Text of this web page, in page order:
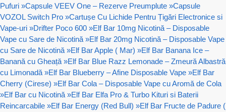
Pufuri »Capsule VEEV One – Rezerve Preumplute »Capsule
VOZOL Switch Pro »Cartușe Cu Lichide Pentru Țigări Electronice si
Vape-uri »Drifter Poco 600 »Elf Bar 10mg Nicotină – Disposable
Vape cu Sare de Nicotină »Elf Bar 20mg Nicotină – Disposable Vape
cu Sare de Nicotină »Elf Bar Apple ( Mar) »Elf Bar Banana Ice –
Banană cu Gheață »Elf Bar Blue Razz Lemonade – Zmeură Albastră
cu Limonadă »Elf Bar Blueberry – Afine Disposable Vape »Elf Bar
Cherry (Cirese) »Elf Bar Cola – Disposable Vape cu Aromă de Cola
»Elf Bar cu Nicotină »Elf Bar Elfa Pro & Turbo Kituri si Baterii
Reincarcabile »Elf Bar Energy (Red Bull) »Elf Bar Fructe de Padure (